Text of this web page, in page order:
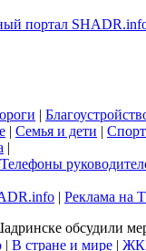
|
| Семья и дети | Спорт
|
Телефоны
| Реклама на
обсудили
| В стране и мире |